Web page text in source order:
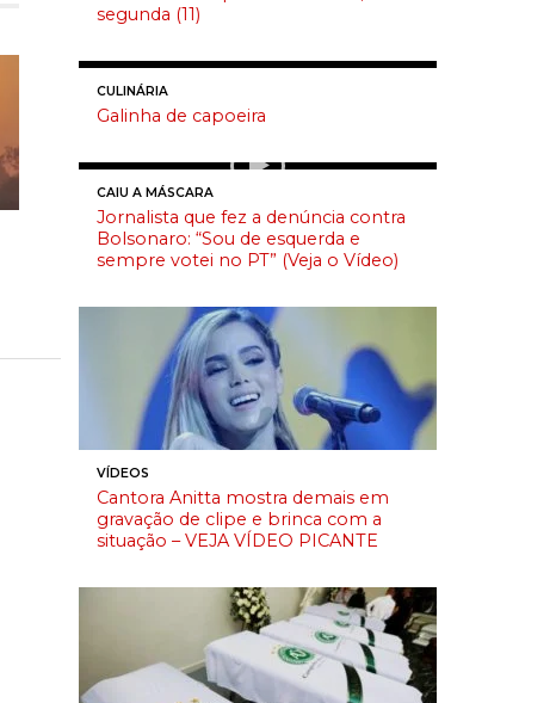
segunda (11)
CULINÁRIA
Galinha de capoeira
CAIU A MÁSCARA
Jornalista que fez a denúncia contra
Bolsonaro: “Sou de esquerda e
sempre votei no PT” (Veja o Vídeo)
VÍDEOS
Cantora Anitta mostra demais em
gravação de clipe e brinca com a
situação – VEJA VÍDEO PICANTE